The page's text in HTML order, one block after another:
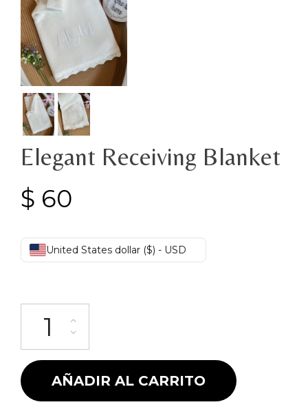
Elegant Receiving Blanket
$ 60
United States dollar ($) - USD
AÑADIR AL CARRITO